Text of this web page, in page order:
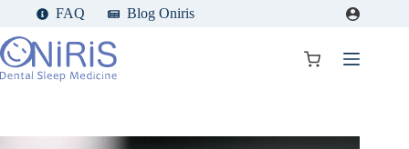
contenu
FAQ Blog Oniris
Panier